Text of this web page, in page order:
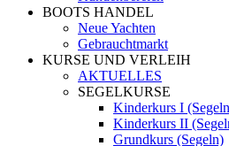
BOOTS HANDEL
Neue Yachten
Gebrauchtmarkt
KURSE UND VERLEIH
AKTUELLES
SEGELKURSE
Kinderkurs I
Kinderkurs II
Grundkurs (Segeln)